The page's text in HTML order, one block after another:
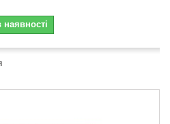
наявності